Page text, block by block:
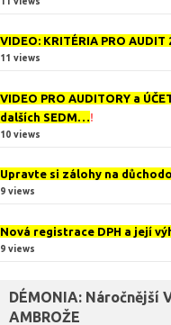
VIDEO: KRITÉRIA PRO AUDIT
11 views
VIDEO PRO AUDITORY a
dalších SEDM…!
10 views
Upravte si zálohy na
9 views
Nová registrace DPH a její
9 views
DÉMONIA: Náročnější
AMBROŽE